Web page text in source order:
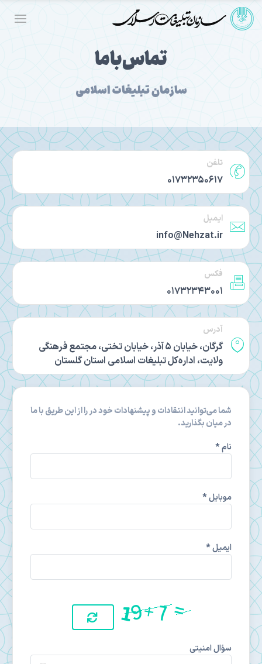
تماس‌باما
سازمان تبلیغات اسلامی
تلفن
01732350617
ایمیل
info@Nehzat.ir
فکس
01732343001
آدرس
گرگان، خیابان 5 آذر، خیابان تختی، مجتمع فرهنگی
ولایت، اداره‌کل تبلیغات اسلامی استان گلستان
شما می‌توانید انتقادات و پیشنهادات خود در را از این طریق با ما
در میان بگذارید.
نام *
موبایل *
ایمیل *
سؤال امنیتی